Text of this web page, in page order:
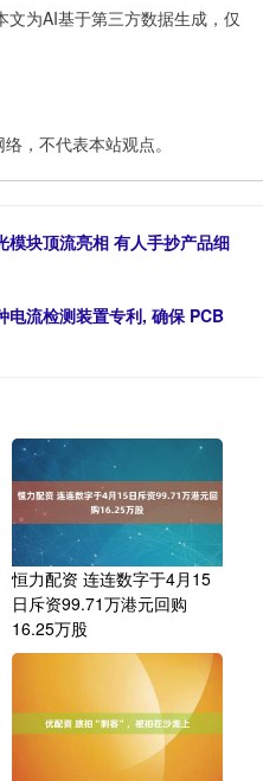
为AI基于第三方数据生成，仅
，不代表本站观点。
模块顶流亮相 有人手抄产品细
电流检测装置专利, 确保 PCB
恒力配资 连连数字于4月15
日斥资99.71万港元回购
16.25万股